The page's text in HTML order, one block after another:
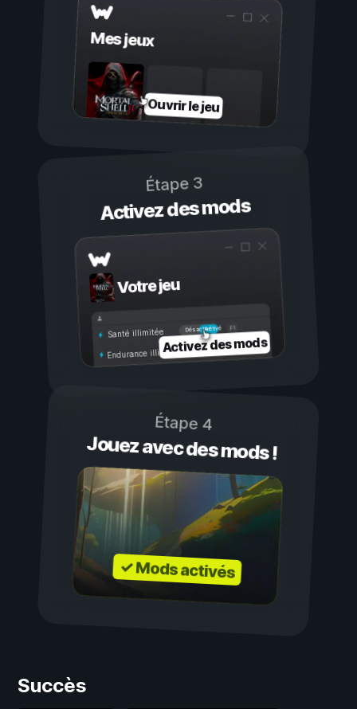
Mes jeux
Ouvrir le jeu
Étape 3
Activez des mods
Votre jeu
Activé
Désactivé
Santé illimitée
Endurance illimitéeActivez des mods
Étape 4
Jouez avec des mods !
✓ Mods activés
Succès